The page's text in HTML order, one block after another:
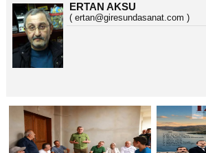
ERTAN AKSU
( ertan@giresundasanat.com )